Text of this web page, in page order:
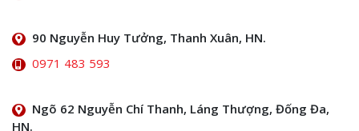
90 Nguyễn Huy Tưởng, Thanh Xuân, HN.
0971 483 593
Ngõ 62 Nguyễn Chí Thanh, Láng Thượng, Đống Đa,
HN.